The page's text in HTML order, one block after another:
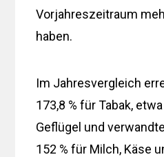
Vorjahreszeitraum
haben.
Im Jahresvergleich
173,8 % für Tabak,
Geflügel und
152 % für Milch, Käse